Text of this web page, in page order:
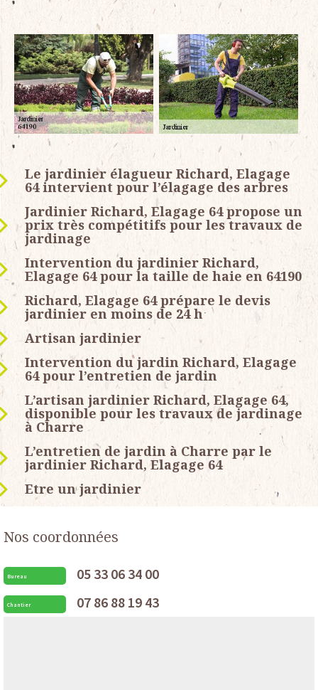
Le jardinier élagueur Richard, Elagage
64 intervient pour l’élagage des arbres
Jardinier Richard, Elagage 64 propose un
prix très compétitifs pour les travaux de
jardinage
Intervention du jardinier Richard,
Elagage 64 pour la taille de haie en 64190
Richard, Elagage 64 prépare le devis
jardinier en moins de 24 h
Artisan jardinier
Intervention du jardin Richard, Elagage
64 pour l’entretien de jardin
L’artisan jardinier Richard, Elagage 64,
disponible pour les travaux de jardinage
à Charre
L’entretien de jardin à Charre par le
jardinier Richard, Elagage 64
Etre un jardinier
Nos coordonnées
Bureau 05 33 06 34 00
Chantier 07 86 88 19 43